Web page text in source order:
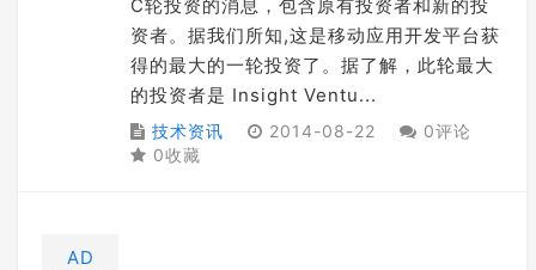
C轮投资的消息，包含原有投资者和新的投
资者。据我们所知,这是移动应用开发平台获
得的最大的一轮投资了。据了解，此轮最大
的投资者是 Insight Ventu...
技术资讯 2014-08-22
0评论
0收藏
AD